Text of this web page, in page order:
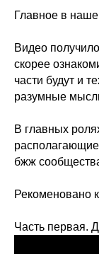
Главное в
Видео
скорее
части будут и
разумные
В главных
бжж
Рекоменовано
Часть первая.